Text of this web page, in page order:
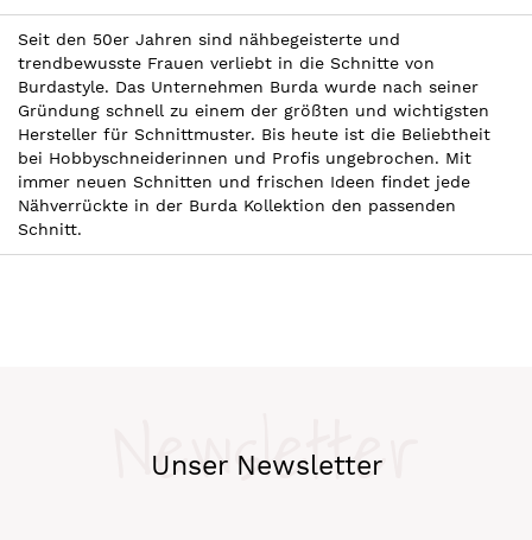
Seit den 50er Jahren sind nähbegeisterte und
trendbewusste Frauen verliebt in die Schnitte von
Burdastyle. Das Unternehmen Burda wurde nach seiner
Gründung schnell zu einem der größten und wichtigsten
Hersteller für Schnittmuster. Bis heute ist die Beliebtheit
bei Hobbyschneiderinnen und Profis ungebrochen. Mit
immer neuen Schnitten und frischen Ideen findet jede
Nähverrückte in der Burda Kollektion den passenden
Schnitt.
Unser Newsletter
Newsletter